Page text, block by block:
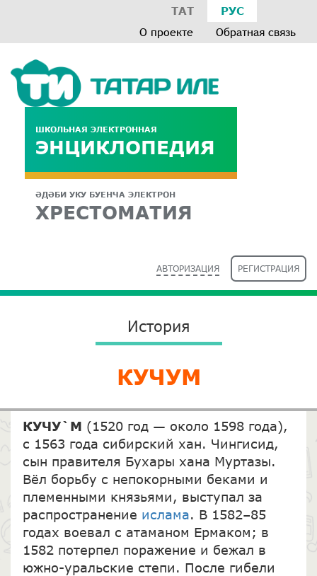
ТАТ РУС
О проекте Обратная связь
ШКОЛЬНАЯ ЭЛЕКТРОННАЯ
ЭНЦИКЛОПЕДИЯ
ӘДӘБИ УКУ БУЕНЧА ЭЛЕКТРОН
ХРЕСТОМАТИЯ
АВТОРИЗАЦИЯ РЕГИСТРАЦИЯ
История
КУЧУМ
КУЧУ`М (1520 год — около 1598 года),
с 1563 года сибирский хан. Чингисид,
сын правителя Бухары хана Муртазы.
Вёл борьбу с непокорными беками и
племенными князьями, выступал за
распространение ислама. В 1582–85
годах воевал с атаманом Ермаком; в
1582 потерпел поражение и бежал в
южно-уральские степи. После гибели